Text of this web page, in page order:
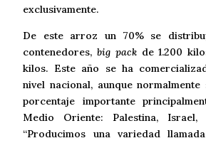
exclusivamente.
De este arroz un 70% se
contenedores,big packde 1.200
kilos. Este año se ha
nivel nacional, aunque
porcentaje importante
Medio Oriente: Palestina,
“Producimos una variedad